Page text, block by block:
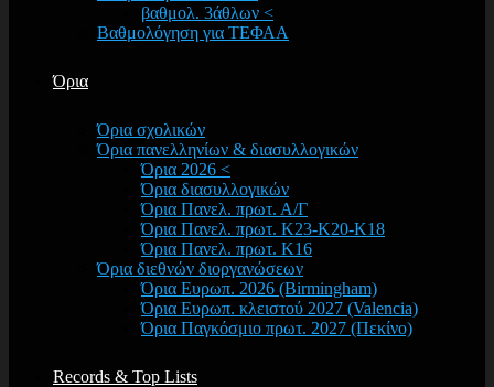
βαθμολ. 3άθλων <
Βαθμολόγηση για ΤΕΦΑΑ
Όρια
Όρια σχολικών
Όρια πανελληνίων & διασυλλογικών
Όρια 2026 <
Όρια διασυλλογικών
Όρια Πανελ. πρωτ. Α/Γ
Όρια Πανελ. πρωτ. Κ23-Κ20-Κ18
Όρια Πανελ. πρωτ. Κ16
Όρια διεθνών διοργανώσεων
Όρια Ευρωπ. 2026 (Birmingham)
Όρια Ευρωπ. κλειστού 2027 (Valencia)
Όρια Παγκόσμιο πρωτ. 2027 (Πεκίνο)
Records & Top Lists